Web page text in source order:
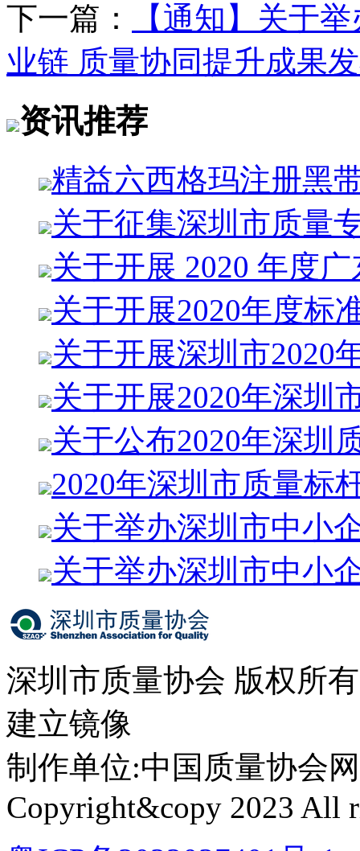
下一篇：
【通知】关于
业链 质量协同提升成果
资讯推荐
精益六西格玛注册黑
关于征集深圳市质量
关于开展 2020 年度
关于开展2020年度标
关于开展深圳市2020
关于开展2020年深圳
关于公布2020年深圳
2020年深圳市质量标
关于举办深圳市中小
关于举办深圳市中小
深圳市质量协会 版权所
建立镜像
制作单位:中国质量协会
Copyright&copy 2023 All